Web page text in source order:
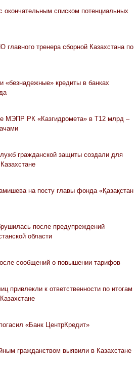
окончательным списком потенциальных
тренера сборной Казахстана по
«безнадежные» кредиты в банках
МЭПР РК «Казгидромета» в Т12 млрд –
гражданской защиты создали для
на посту главы фонда «Қазақстан
после предупреждений
области
сообщений о повышении тарифов
привлекли к ответственности по итогам
«Банк ЦентрКредит»
гражданством выявили в Казахстане